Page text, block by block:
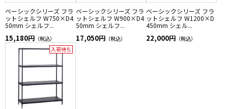
ベーシックシリーズ フラ
ットシェルフ W750×D4
50mm シェルフ...
15,180円 （税込）
ベーシックシリーズ フラ
ットシェルフ W900×D4
50mm シェルフ...
17,050円（税込）
ベーシックシリーズ フラ
ットシェルフ W1200×D
450mm シェル...
22,000円 （税込）
入荷待ち